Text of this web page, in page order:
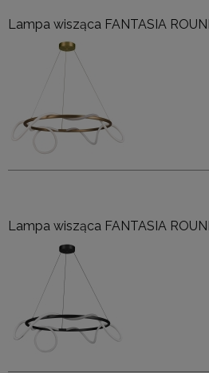
Lampa wisząca FANTASIA
Lampa wisząca FANTASIA